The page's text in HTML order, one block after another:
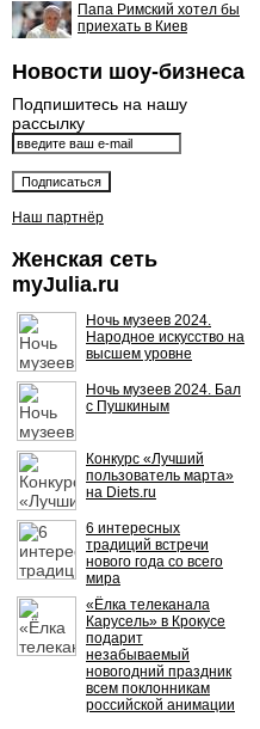
Папа Римский хотел бы
приехать в Киев
Новости шоу-бизнеса
Подпишитесь на нашу
рассылку
Наш партнёр
Женская сеть
myJulia.ru
Ночь музеев 2024.
Народное искусство на
высшем уровне
Ночь музеев 2024. Бал
с Пушкиным
Конкурс «Лучший
пользователь марта»
на Diets.ru
6 интересных
традиций встречи
нового года со всего
мира
«Ёлка телеканала
Карусель» в Крокусе
подарит
незабываемый
новогодний праздник
всем поклонникам
российской анимации